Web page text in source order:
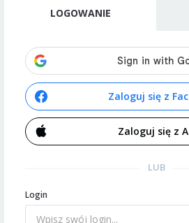
LOGOWANIE
Zaloguj się z
Zaloguj się z
LUB
Login